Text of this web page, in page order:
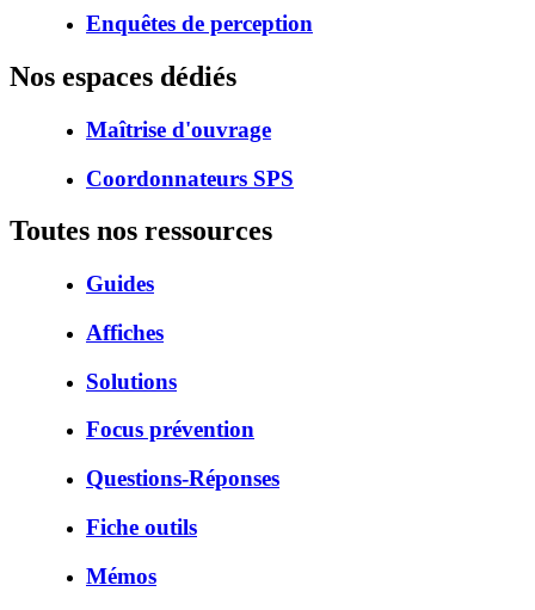
Enquêtes de perception
Nos espaces dédiés
Maîtrise d'ouvrage
Coordonnateurs SPS
Toutes nos ressources
Guides
Affiches
Solutions
Focus prévention
Questions-Réponses
Fiche outils
Mémos